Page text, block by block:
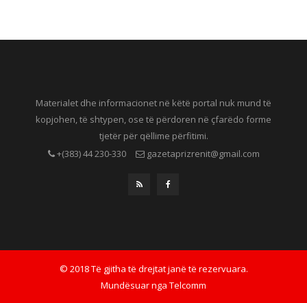
Materialet dhe informacionet në këtë portal nuk mund të
kopjohen, të shtypen, ose të përdoren në çfarëdo forme
tjetër për qëllime përfitimi.
+(383) 44 230-330
gazetaprizrenit@gmail.com
© 2018 Të gjitha të drejtat janë të rezervuara.
Mundësuar nga Telcomm